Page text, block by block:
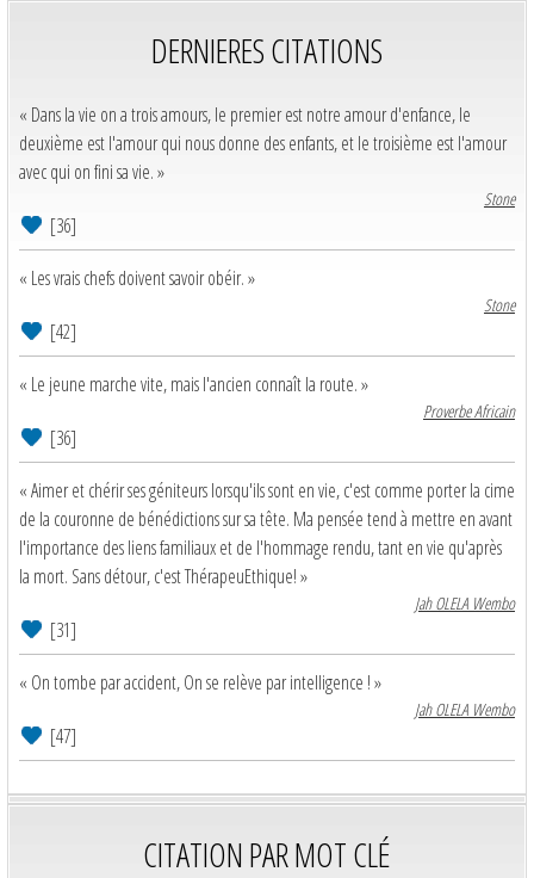
DERNIERES CITATIONS
« Dans la vie on a trois amours, le premier est notre amour d'enfance, le
deuxième est l'amour qui nous donne des enfants, et le troisième est l'amour
avec qui on fini sa vie. »
Stone
[36]
« Les vrais chefs doivent savoir obéir. »
Stone
[42]
« Le jeune marche vite, mais l'ancien connaît la route. »
Proverbe Africain
[36]
« Aimer et chérir ses géniteurs lorsqu'ils sont en vie, c'est comme porter la cime
de la couronne de bénédictions sur sa tête. Ma pensée tend à mettre en avant
l'importance des liens familiaux et de l'hommage rendu, tant en vie qu'après
la mort. Sans détour, c'est ThérapeuEthique! »
Jah OLELA Wembo
[31]
« On tombe par accident, On se relève par intelligence ! »
Jah OLELA Wembo
[47]
CITATION PAR MOT CLÉ